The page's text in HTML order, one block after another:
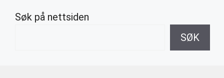
Søk på nettsiden
SØK